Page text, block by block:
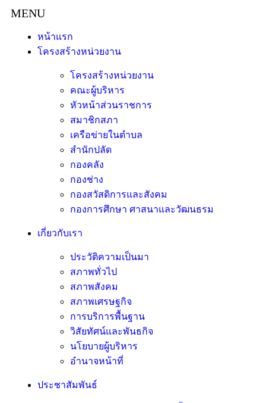
หน้าแรก
โครงสร้างหน่วยงาน
โครงสร้างหน่วยงาน
คณะผู้บริหาร
หัวหน้าส่วนราชการ
สมาชิกสภา
เครือข่ายในตำบล
สำนักปลัด
กองคลัง
กองช่าง
กองสวัสดิการและสังคม
กองการศึกษา ศาสนาและวัฒนธรม
เกี่ยวกับเรา
ประวัติความเป็นมา
สภาพทั่วไป
สภาพสังคม
สภาพเศรษฐกิจ
การบริการพื้นฐาน
วิสัยทัศน์และพันธกิจ
นโยบายผู้บริหาร
อํานาจหน้าที่
ประชาสัมพันธ์